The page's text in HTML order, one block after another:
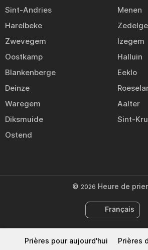
Prières pour aujourd'hui Prières
Sint-Andries
Menen
Harelbeke
Zwevegem
Izegem
Oostkamp
Halluin
Blankenberge
Eeklo
Deinze
Waregem
Aalter
Diksmuide
Sint-
Ostend
© 2026 Heure de
Français